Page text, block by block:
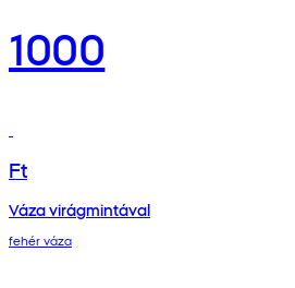
1000
Ft
Váza virágmintával
fehér váza